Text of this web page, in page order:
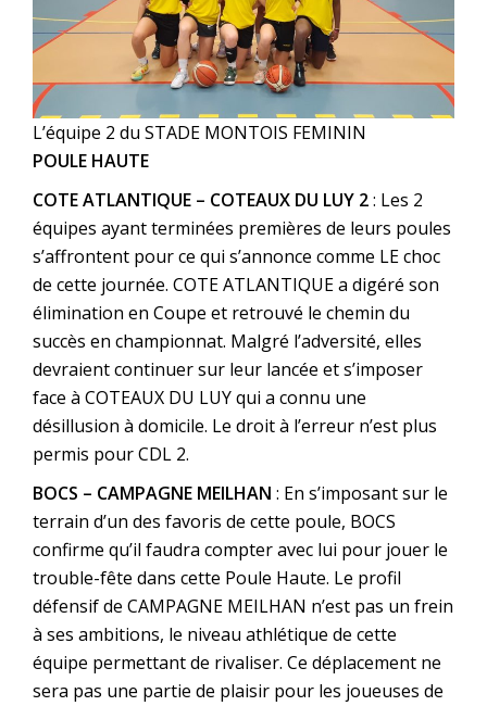
L’équipe 2 du STADE MONTOIS FEMININ
POULE HAUTE
COTE ATLANTIQUE – COTEAUX DU LUY 2: Les 2
équipes ayant terminées premières de leurs poules
s’affrontent pour ce qui s’annonce comme LE choc
de cette journée. COTE ATLANTIQUE a digéré son
élimination en Coupe et retrouvé le chemin du
succès en championnat. Malgré l’adversité, elles
devraient continuer sur leur lancée et s’imposer
face à COTEAUX DU LUY qui a connu une
désillusion à domicile. Le droit à l’erreur n’est plus
permis pour CDL 2.
BOCS – CAMPAGNE MEILHAN : En s’imposant sur le
terrain d’un des favoris de cette poule, BOCS
confirme qu’il faudra compter avec lui pour jouer le
trouble-fête dans cette Poule Haute. Le profil
défensif de CAMPAGNE MEILHAN n’est pas un frein
à ses ambitions, le niveau athlétique de cette
équipe permettant de rivaliser. Ce déplacement ne
sera pas une partie de plaisir pour les joueuses de